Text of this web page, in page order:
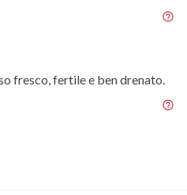
fresco, fertile e ben drenato.